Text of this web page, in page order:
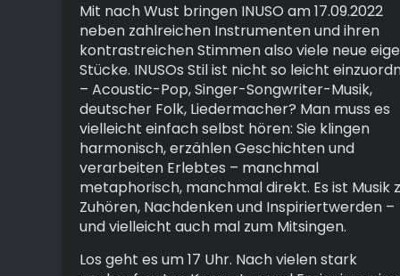
Mit nach Wust bringen INUSO am 17.09.2022
neben zahlreichen Instrumenten und ihren
kontrastreichen Stimmen also viele neue
Stücke. INUSOs Stil ist nicht so leicht
– Acoustic-Pop, Singer-Songwriter-Musik,
deutscher Folk, Liedermacher? Man muss es
vielleicht einfach selbst hören: Sie klingen
harmonisch, erzählen Geschichten und
verarbeiten Erlebtes – manchmal
metaphorisch, manchmal direkt. Es ist Musik
Zuhören, Nachdenken und Inspiriertwerden –
und vielleicht auch mal zum Mitsingen.
Los geht es um 17 Uhr. Nach vielen stark